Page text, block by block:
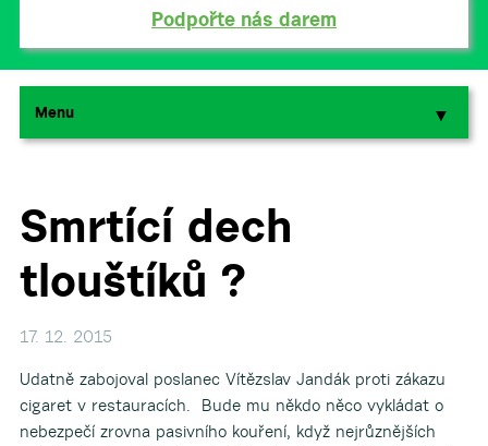
Podpořte nás darem
Menu ▼
▼
Smrtící dech
tlouštíků ?
17. 12. 2015
Udatně zabojoval poslanec Vítězslav Jandák proti zákazu
cigaret v restauracích. Bude mu někdo něco vykládat o
nebezpečí zrovna pasivního kouření, když nejrůznějších